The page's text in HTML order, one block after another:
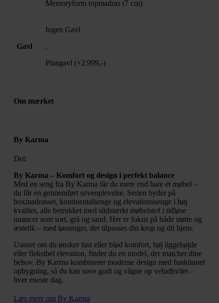
Memoryform topmadras (7 cm)
Gavl
Ingen Gavl
,
Plangavl (+2.999,-)
Om mærket
By Karma
Del:
By Karma – Komfort og design i perfekt balance
Med en seng fra By Karma får du mere end bare et møbel –
du får en gennemført soveoplevelse. Serien byder på
boxmadrasser, kontinentalsenge og elevationssenge i høj
kvalitet, alle betrukket med slidstærkt møbelstof i tidløse
nuancer som sort, grå og sand. Her er fokus på både støtte og
æstetik – med løsninger, der tilpasses din krop og dit hjem.
Uanset om du ønsker fast eller blød komfort, høj liggehøjde
eller fleksibel elevation, finder du en model, der matcher dine
behov. By Karma kombinerer moderne design med funktionel
opbygning, så du kan sove godt og vågne op veludhvilet –
hver eneste dag.
Læs mere om By Karma